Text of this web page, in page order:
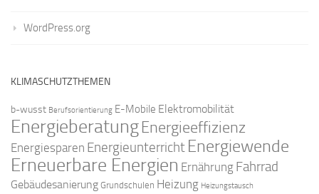
WordPress.org
KLIMASCHUTZTHEMEN
b-wusst Berufsorientierung E-Mobile Elektromobilität
EnergieberatungEnergieeffizienz
Energiesparen Energieunterricht Energiewende
Erneuerbare Energien Ernährung Fahrrad
Gebäudesanierung Grundschulen Heizung Heizungstausch